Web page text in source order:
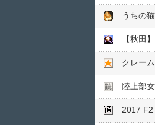
【秋田
クレー
陸上部
2017 F2